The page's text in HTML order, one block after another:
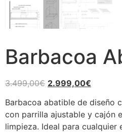
Barbacoa
3.499,00€ 2.999,00€
Barbacoa abatible de diseño
con parrilla ajustable y cajón
limpieza. Ideal para cualquier